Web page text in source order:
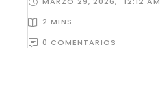
2 MINS
0 COMENTARIOS